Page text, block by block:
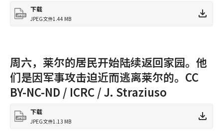
下载
JPEG文件1.44 MB
周六，莱尔的居民开始陆续返回家园。他
们是因军事攻击迫近而逃离莱尔的。CC
BY-NC-ND / ICRC / J. Straziuso
下载
JPEG文件1.13 MB